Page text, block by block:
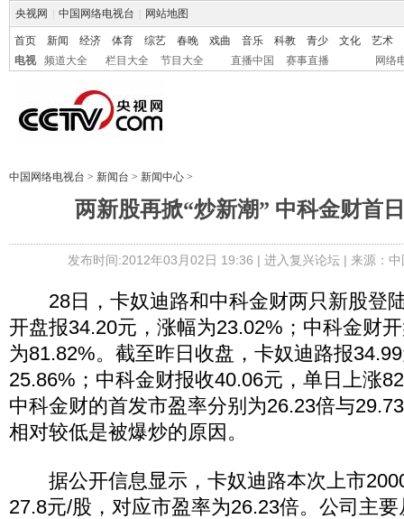
央视网 中国网络电视台 网站地图
首页 新闻 经济 体育 综艺 春晚 戏曲 音乐 科教 青少 文化
艺术
电视
频道大全 栏目大全 节目大全 直播中国 赛事直播 网络
中国网络电视台 > 新闻台 > 新闻中心 >
两新股再掀“炒新潮” 中科金财首
发布时间:2012年03月02日 19:36 | 进入复兴论坛| 来源：
28日，卡奴迪路和中科金财两只新股登
开盘报34.20元，涨幅为23.02%；中科金财
为81.82%。截至昨日收盘，卡奴迪路报
25.86%；中科金财报收40.06元，单日上涨
中科金财的首发市盈率分别为26.23倍与
相对较低是被爆炒的原因。
据公开信息显示，卡奴迪路本次上市
27.8元/股，对应市盈率为26.23倍。公司主